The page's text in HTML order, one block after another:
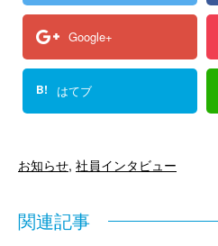
Google+
B! はてブ
お知らせ, 社員インタビュー
関連記事